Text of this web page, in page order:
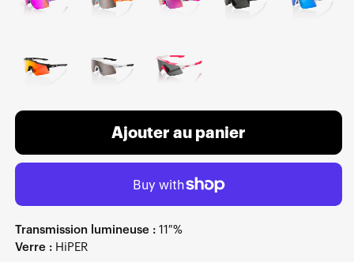
Ajouter au panier
Transmission lumineuse : 11 %
Verre : HiPER